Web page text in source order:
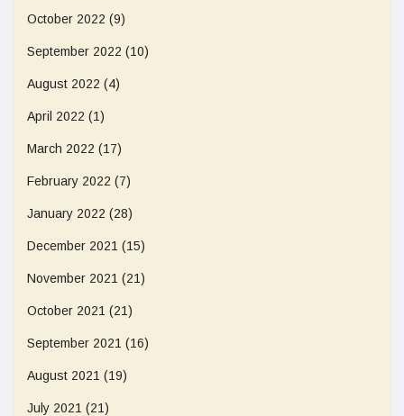
October 2022 (9)
September 2022 (10)
August 2022 (4)
April 2022 (1)
March 2022 (17)
February 2022 (7)
January 2022 (28)
December 2021 (15)
November 2021 (21)
October 2021 (21)
September 2021 (16)
August 2021 (19)
July 2021 (21)